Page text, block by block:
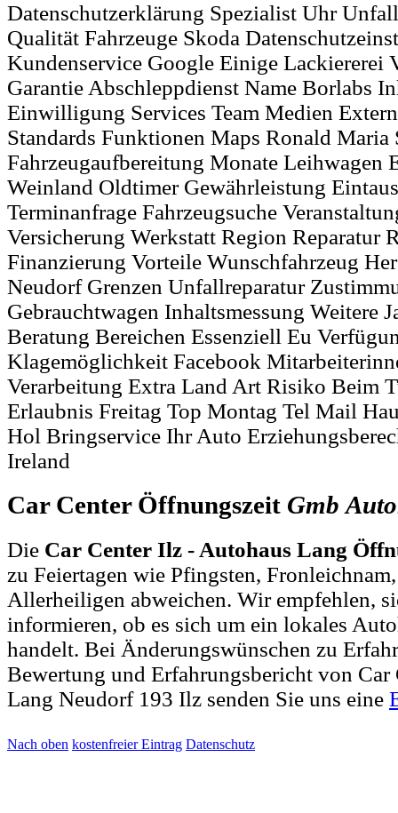
Datenschutzerklärung Spezialist Uhr
Qualität Fahrzeuge Skoda
Kundenservice Google Einige Lackiererei
Garantie Abschleppdienst Name Borlabs
Einwilligung Services Team Medien
Standards Funktionen Maps Ronald Maria
Fahrzeugaufbereitung Monate Leihwagen
Weinland Oldtimer Gewährleistung
Terminanfrage Fahrzeugsuche
Versicherung Werkstatt Region Reparatur
Finanzierung Vorteile Wunschfahrzeug
Neudorf Grenzen Unfallreparatur
Gebrauchtwagen Inhaltsmessung Weitere
Beratung Bereichen Essenziell Eu
Klagemöglichkeit Facebook
Verarbeitung Extra Land Art Risiko Beim
Erlaubnis Freitag Top Montag Tel Mail
Hol Bringservice Ihr Auto
Ireland
Car Center Öffnungszeit Gmb
Die Car Center Ilz - Autohaus Lang
zu Feiertagen wie Pfingsten,
Allerheiligen abweichen. Wir empfehlen,
informieren, ob es sich um ein lokales
handelt. Bei Änderungswünschen zu
Bewertung und Erfahrungsbericht von
Lang Neudorf 193 Ilz senden Sie uns eine
Nach oben kostenfreier Eintrag Datenschutz